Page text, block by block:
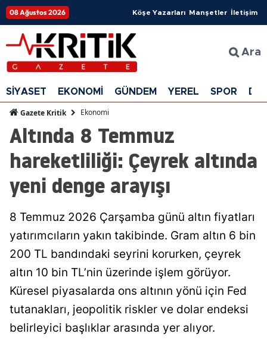
08 Ağustos 2026 Köşe Yazarları Manşetler İletişim
Ara
SİYASET EKONOMİ GÜNDEM YEREL SPOR
Gazete Kritik Ekonomi
Altında 8 Temmuz
hareketliliği: Çeyrek altında
yeni denge arayışı
8 Temmuz 2026 Çarşamba günü altın fiyatları
yatırımcıların yakın takibinde. Gram altın 6 bin
200 TL bandındaki seyrini korurken, çeyrek
altın 10 bin TL’nin üzerinde işlem görüyor.
Küresel piyasalarda ons altının yönü için Fed
tutanakları, jeopolitik riskler ve dolar endeksi
belirleyici başlıklar arasında yer alıyor.